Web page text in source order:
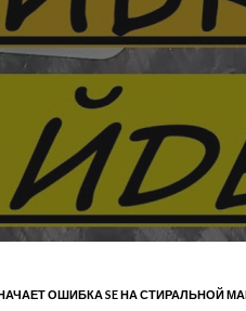
ОШИБКА SE НА СТИРАЛЬНОЙ